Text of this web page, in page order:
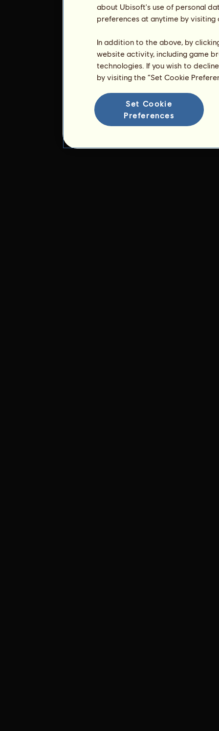
about Ubisoft's use of personal
preferences at anytime by
In addition to the above, by
website activity, including game
technologies. If you wish to
by visiting the “Set Cookie
Set Cookie
Preferences